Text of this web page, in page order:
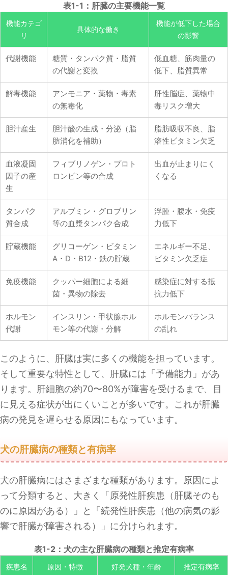
表1-1：肝臓の主要機能一覧
機能カテゴ
リ
具体的な働き
機能が低下した場合
の影響
代謝機能
糖質・タンパク質・脂質
の代謝と変換
低血糖、筋肉量の
低下、脂質異常
解毒機能
アンモニア・薬物・毒素
の無毒化
肝性脳症、薬物中
毒リスク増大
胆汁産生
胆汁酸の生成・分泌（脂
肪消化を補助）
脂肪吸収不良、脂
溶性ビタミン欠乏
血液凝固
因子の産
生
フィブリノゲン・プロト
ロンビン等の合成
出血が止まりにく
くなる
タンパク
質合成
アルブミン・グロブリン
等の血漿タンパク合成
浮腫・腹水・免疫
力低下
貯蔵機能
グリコーゲン・ビタミン
A・D・B12・鉄の貯蔵
エネルギー不足、
ビタミン欠乏症
免疫機能
クッパー細胞による細
菌・異物の除去
感染症に対する抵
抗力低下
ホルモン
代謝
インスリン・甲状腺ホル
モン等の代謝・分解
ホルモンバランス
の乱れ
このように、肝臓は実に多くの機能を担っています。
そして重要な特性として、肝臓には「予備能力」があ
ります。肝細胞の約70〜80%が障害を受けるまで、目
に見える症状が出にくいことが多いです。これが肝臓
病の発見を遅らせる原因にもなっています。
犬の肝臓病の種類と有病率
犬の肝臓病にはさまざまな種類があります。原因によ
って分類すると、大きく「原発性肝疾患（肝臓そのも
のに原因がある）」と「続発性肝疾患（他の病気の影
響で肝臓が障害される）」に分けられます。
表1-2：犬の主な肝臓病の種類と推定有病率
疾患名 原因・特徴 好発犬種・年齢 推定有病率